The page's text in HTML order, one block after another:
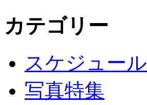
カテゴリー
スケジュール
写真特集